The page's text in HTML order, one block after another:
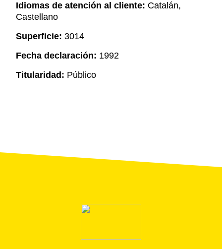
Idiomas de atención al cliente: Catalán,
Castellano
Superficie: 3014
Fecha declaración: 1992
Titularidad: Público